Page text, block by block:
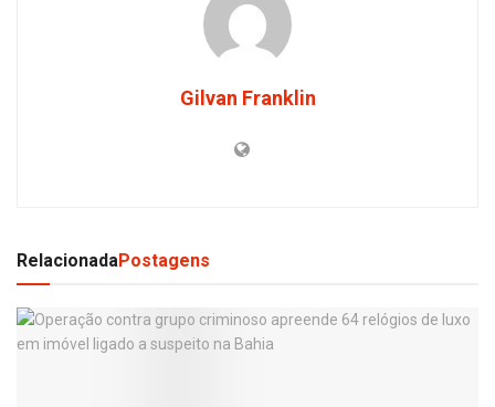
Gilvan Franklin
RelacionadaPostagens